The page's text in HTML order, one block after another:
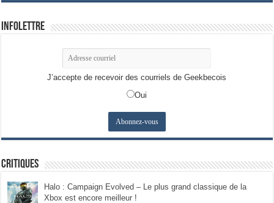
Infolettre
J’accepte de recevoir des courriels de Geekbecois
Oui
Critiques
Halo : Campaign Evolved – Le plus grand classique de la
Xbox est encore meilleur !